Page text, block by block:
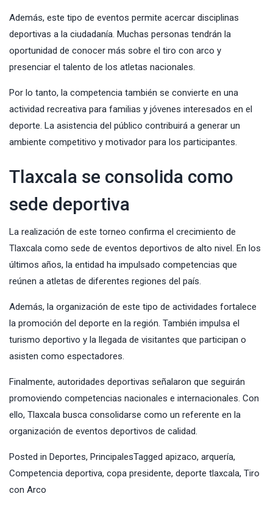
Además, este tipo de eventos permite acercar disciplinas
deportivas a la ciudadanía. Muchas personas tendrán la
oportunidad de conocer más sobre el tiro con arco y
presenciar el talento de los atletas nacionales.
Por lo tanto, la competencia también se convierte en una
actividad recreativa para familias y jóvenes interesados en el
deporte. La asistencia del público contribuirá a generar un
ambiente competitivo y motivador para los participantes.
Tlaxcala se consolida como
sede deportiva
La realización de este torneo confirma el crecimiento de
Tlaxcala como sede de eventos deportivos de alto nivel. En los
últimos años, la entidad ha impulsado competencias que
reúnen a atletas de diferentes regiones del país.
Además, la organización de este tipo de actividades fortalece
la promoción del deporte en la región. También impulsa el
turismo deportivo y la llegada de visitantes que participan o
asisten como espectadores.
Finalmente, autoridades deportivas señalaron que seguirán
promoviendo competencias nacionales e internacionales. Con
ello, Tlaxcala busca consolidarse como un referente en la
organización de eventos deportivos de calidad.
Posted in Deportes, PrincipalesTagged apizaco, arquería,
Competencia deportiva, copa presidente, deporte tlaxcala, Tiro
con Arco